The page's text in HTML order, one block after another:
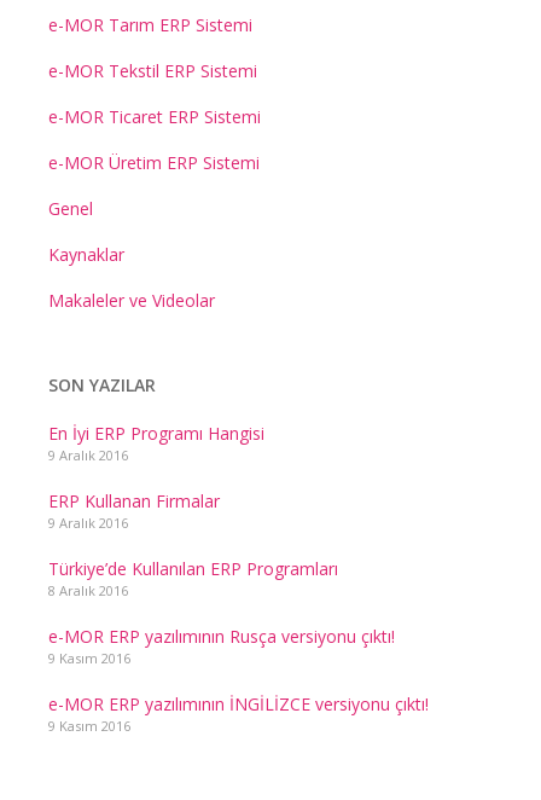
e-MOR Tarım ERP Sistemi
e-MOR Tekstil ERP Sistemi
e-MOR Ticaret ERP Sistemi
e-MOR Üretim ERP Sistemi
Genel
Kaynaklar
Makaleler ve Videolar
SON YAZILAR
En İyi ERP Programı Hangisi
9 Aralık 2016
ERP Kullanan Firmalar
9 Aralık 2016
Türkiye’de Kullanılan ERP Programları
8 Aralık 2016
e-MOR ERP yazılımının Rusça versiyonu çıktı!
9 Kasım 2016
e-MOR ERP yazılımının İNGİLİZCE versiyonu çıktı!
9 Kasım 2016